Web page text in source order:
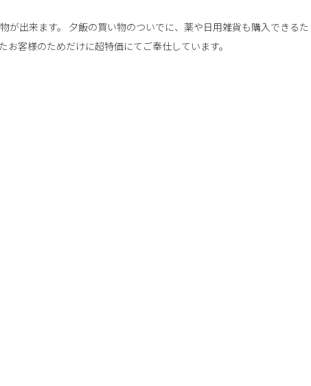
が出来ます。 夕飯の買い物のついでに、薬や日用雑貨も購入できるた
客様のためだけに超特価にてご奉仕しています。